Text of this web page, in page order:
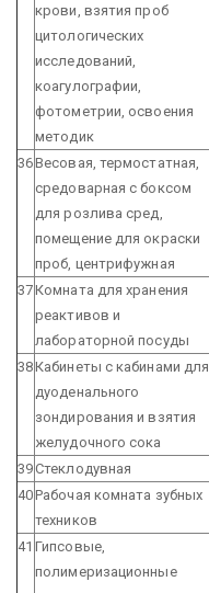
крови, взятия проб
цитологических
исследований,
коагулографии,
фотометрии, освоения
методик
36Весовая, термостатная,
средоварная с боксом
для розлива сред,
помещение для окраски
проб, центрифужная
37Комната для хранения
реактивов и
лабораторной посуды
38Кабинеты с кабинами для
дуоденального
зондирования и взятия
желудочного сока
39Стеклодувная
40Рабочая комната зубных
техников
41 Гипсовые,
полимеризационные